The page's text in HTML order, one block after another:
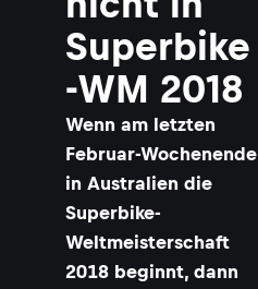
Superbike
-WM 2018
Wenn am letzten
Februar-Wochenende
in Australien die
Superbike-
Weltmeisterschaft
2018 beginnt, dann